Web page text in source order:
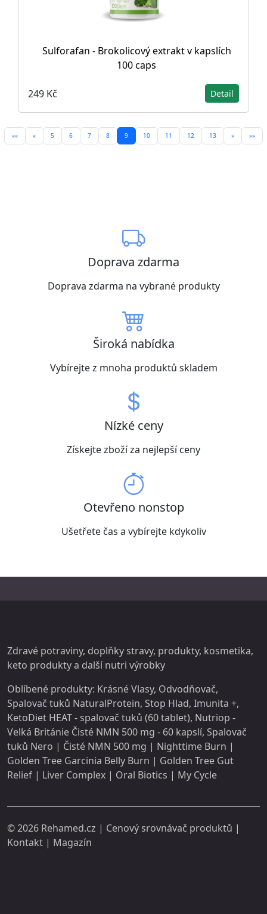
Sulforafan - Brokolicový extrakt v kapslích
100 caps
249 Kč Detail
«« « 5 6 7 8 9 10 11 12 13 » »»
Doprava zdarma
Doprava zdarma na vybrané produkty
Široká nabídka
Vybírejte z mnoha produktů skladem
Nízké ceny
Získejte zboží za nejlepší ceny
Otevřeno nonstop
Ušetřete čas a vybírejte kdykoliv
Zdravé potraviny, doplňky stravy, produkty, kosmetika,
keto produkty a další nutri výrobky
Oblíbené produkty: Krásné Vlasy, Odvodňovač,
Spalovač tuků NaturalProtein, Stop Hlad, Imunita +,
KetoDiet HEAT - spalovač tuků (60 tablet), Nutriop -
Velká Británie Čisté NMN 500 mg - 60 kapslí, Spalovač
tuků Nero | Čisté NMN 500 mg | Nighttime Burn |
Golden Tree Garcinia Belly Burn | Golden Tree Gut
Relief | Liver Complex | Oral Biotics | My Cycle
© 2026 Rehamed.cz | Cenový srovnávač produktů |
Kontakt | Magazín